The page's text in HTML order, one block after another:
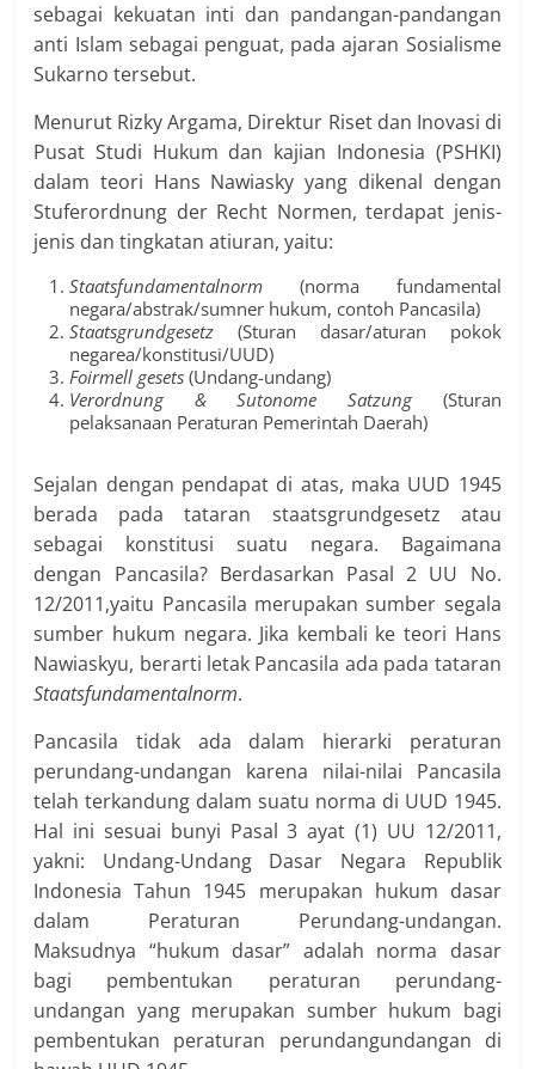
sebagai kekuatan inti dan pandangan-pandangan
anti Islam sebagai penguat, pada ajaran Sosialisme
Sukarno tersebut.
Menurut Rizky Argama, Direktur Riset dan Inovasi di
Pusat Studi Hukum dan kajian Indonesia (PSHKI)
dalam teori Hans Nawiasky yang dikenal dengan
Stuferordnung der Recht Normen, terdapat jenis-
jenis dan tingkatan atiuran, yaitu:
Staatsfundamentalnorm (norma fundamental
negara/abstrak/sumner hukum, contoh Pancasila)
Staatsgrundgesetz (Sturan dasar/aturan pokok
negarea/konstitusi/UUD)
Foirmell gesets (Undang-undang)
Verordnung & Sutonome Satzung (Sturan
pelaksanaan Peraturan Pemerintah Daerah)
Sejalan dengan pendapat di atas, maka UUD 1945
berada pada tataran staatsgrundgesetz atau
sebagai konstitusi suatu negara. Bagaimana
dengan Pancasila? Berdasarkan Pasal 2 UU No.
12/2011,yaitu Pancasila merupakan sumber segala
sumber hukum negara. Jika kembali ke teori Hans
Nawiaskyu, berarti letak Pancasila ada pada tataran
Staatsfundamentalnorm.
Pancasila tidak ada dalam hierarki peraturan
perundang-undangan karena nilai-nilai Pancasila
telah terkandung dalam suatu norma di UUD 1945.
Hal ini sesuai bunyi Pasal 3 ayat (1) UU 12/2011,
yakni: Undang-Undang Dasar Negara Republik
Indonesia Tahun 1945 merupakan hukum dasar
dalam Peraturan Perundang-undangan.
Maksudnya “hukum dasar” adalah norma dasar
bagi pembentukan peraturan perundang-
undangan yang merupakan sumber hukum bagi
pembentukan peraturan perundangundangan di